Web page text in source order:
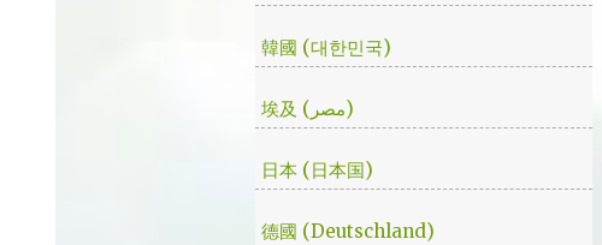
津樂道的，這部劇的細節很多，值得細細品嚐
的對話其實摘錄不完。但對我而言整部劇會燒
了起來，應該是從第四集，大叔把至安找進辦
公室談判開始 - 因為在當下風向完全測不出
來。這太不韓劇了；接著至安把都俊永代表玩
弄掌心的談判…這倒底是怎麼樣風格的劇集，
難倒是推理劇嗎? 但是主角三兄弟與媽媽的鬥
韓國 (대한민국)
埃及 (مصر)
日本 (日本国)
德國 (Deutschland)